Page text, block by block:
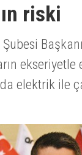
riski
ekseriyetle
elektrik ile